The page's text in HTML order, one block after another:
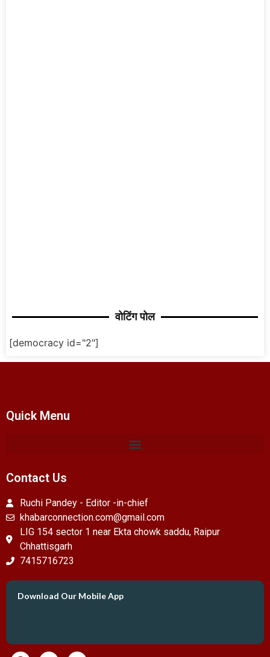
वोटिंग पोल
[democracy id="2"]
Quick Menu
Contact Us
Ruchi Pandey - Editor -in-chief
khabarconnection.com@gmail.com
LIG 154 sector 1 near Ekta chowk saddu, Raipur
Chhattisgarh
7415716723
Download Our Mobile App